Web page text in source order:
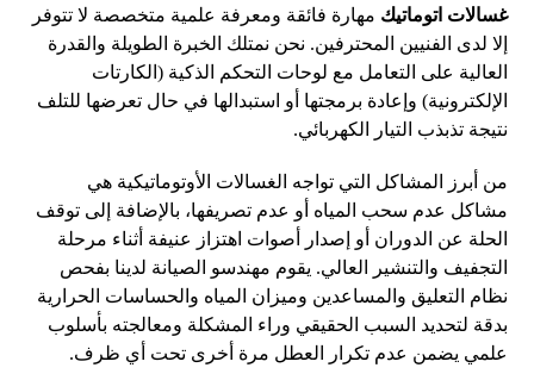
غسالات اتوماتيك مهارة فائقة ومعرفة علمية متخصصة لا تتوفر
إلا لدى الفنيين المحترفين. نحن نمتلك الخبرة الطويلة والقدرة
العالية على التعامل مع لوحات التحكم الذكية (الكارتات
الإلكترونية) وإعادة برمجتها أو استبدالها في حال تعرضها للتلف
نتيجة تذبذب التيار الكهربائي.
من أبرز المشاكل التي تواجه الغسالات الأوتوماتيكية هي
مشاكل عدم سحب المياه أو عدم تصريفها، بالإضافة إلى توقف
الحلة عن الدوران أو إصدار أصوات اهتزاز عنيفة أثناء مرحلة
التجفيف والتنشير العالي. يقوم مهندسو الصيانة لدينا بفحص
نظام التعليق والمساعدين وميزان المياه والحساسات الحرارية
بدقة لتحديد السبب الحقيقي وراء المشكلة ومعالجته بأسلوب
علمي يضمن عدم تكرار العطل مرة أخرى تحت أي ظرف.